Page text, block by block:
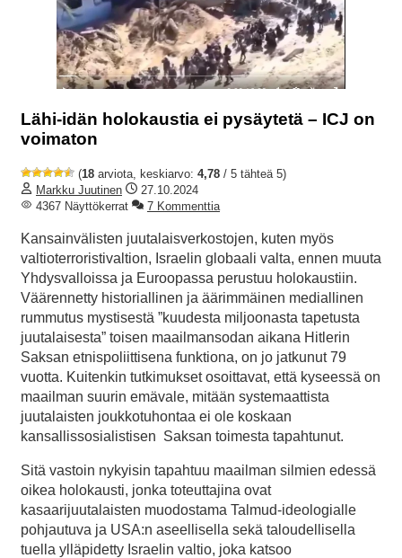
Lähi-idän holokaustia ei pysäytetä – ICJ on
voimaton
(18 arviota, keskiarvo: 4,78 / 5 tähteä 5)
Markku Juutinen
27.10.2024
4367 Näyttökerrat
7 Kommenttia
Kansainvälisten juutalaisverkostojen, kuten myös
valtioterroristivaltion, Israelin globaali valta, ennen muuta
Yhdysvalloissa ja Euroopassa perustuu holokaustiin.
Väärennetty historiallinen ja äärimmäinen mediallinen
rummutus mystisestä ”kuudesta miljoonasta tapetusta
juutalaisesta” toisen maailmansodan aikana Hitlerin
Saksan etnispoliittisena funktiona, on jo jatkunut 79
vuotta. Kuitenkin tutkimukset osoittavat, että kyseessä on
maailman suurin emävale, mitään systemaattista
juutalaisten joukkotuhontaa ei ole koskaan
kansallissosialistisen Saksan toimesta tapahtunut.
Sitä vastoin nykyisin tapahtuu maailman silmien edessä
oikea holokausti, jonka toteuttajina ovat
kasaarijuutalaisten muodostama Talmud-ideologialle
pohjautuva ja USA:n aseellisella sekä taloudellisella
tuella ylläpidetty Israelin valtio, joka katsoo